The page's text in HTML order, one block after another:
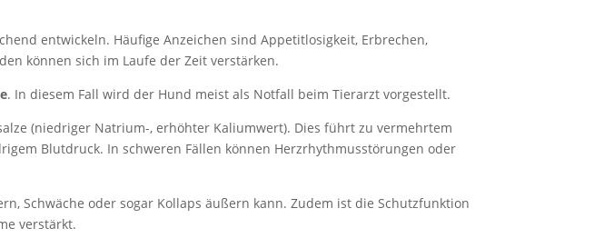
entwickeln. Häufige Anzeichen sind Appetitlosigkeit, Erbrechen,
können sich im Laufe der Zeit verstärken.
. In diesem Fall wird der Hund meist als Notfall beim Tierarzt vorgestellt.
(niedriger Natrium-, erhöhter Kaliumwert). Dies führt zu vermehrtem
Blutdruck. In schweren Fällen können Herzrhythmusstörungen oder
Schwäche oder sogar Kollaps äußern kann. Zudem ist die Schutzfunktion
verstärkt.